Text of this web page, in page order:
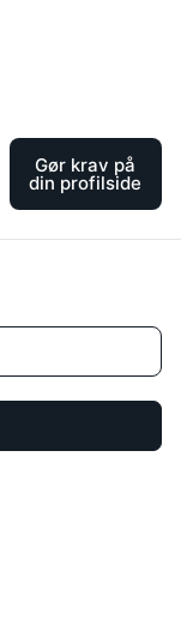
Gør krav på
din profilside